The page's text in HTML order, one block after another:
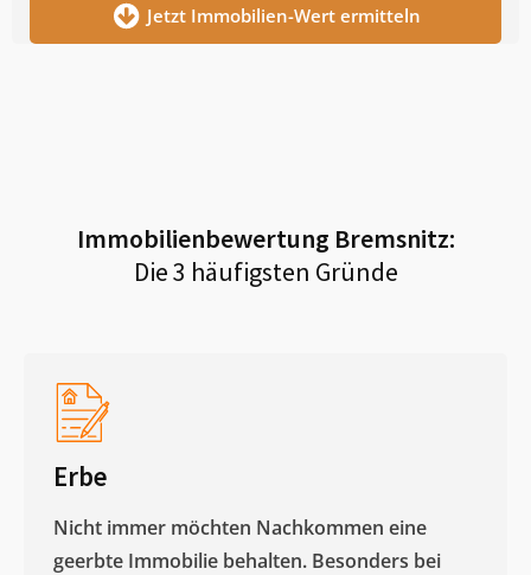
Jetzt Immobilien-Wert ermitteln
Immobilienbewertung Bremsnitz:
Die 3 häufigsten Gründe
Erbe
Nicht immer möchten Nachkommen eine
geerbte Immobilie behalten. Besonders bei